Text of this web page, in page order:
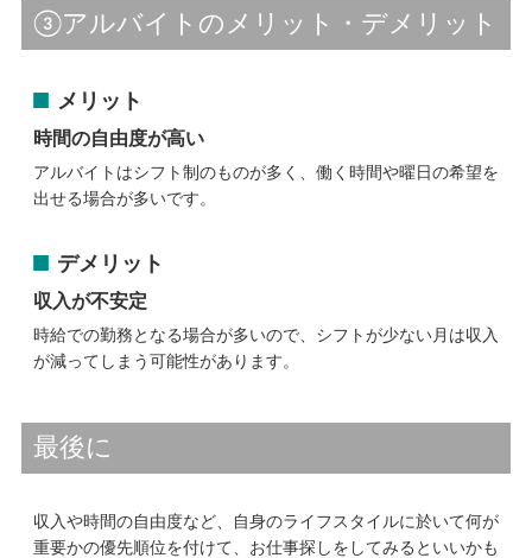
③アルバイトのメリット・デメリット
メリット
時間の自由度が高い
アルバイトはシフト制のものが多く、働く時間や曜日の希望を
出せる場合が多いです。
デメリット
収入が不安定
時給での勤務となる場合が多いので、シフトが少ない月は収入
が減ってしまう可能性があります。
最後に
収入や時間の自由度など、自身のライフスタイルに於いて何が
重要かの優先順位を付けて、お仕事探しをしてみるといいかも